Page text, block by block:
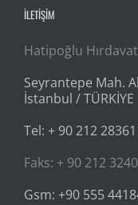
İLETİŞİM
Hatipoğlu
Seyrantepe Mah.
İstanbul / TÜRKİYE
Tel: + 90 212
Faks: + 90 212
Gsm: +90 555